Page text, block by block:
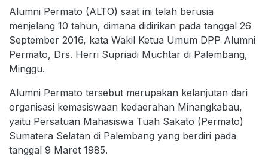
Alumni Permato (ALTO) saat ini telah berusia
menjelang 10 tahun, dimana didirikan pada tanggal 26
September 2016, kata Wakil Ketua Umum DPP Alumni
Permato, Drs. Herri Supriadi Muchtar di Palembang,
Minggu.
Alumni Permato tersebut merupakan kelanjutan dari
organisasi kemasiswaan kedaerahan Minangkabau,
yaitu Persatuan Mahasiswa Tuah Sakato (Permato)
Sumatera Selatan di Palembang yang berdiri pada
tanggal 9 Maret 1985.